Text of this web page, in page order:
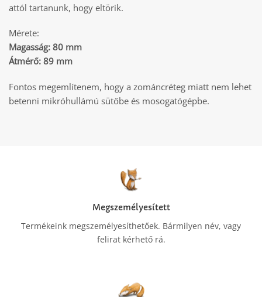
attól tartanunk, hogy eltörik.
Mérete:
Magasság: 80 mm
Átmérő: 89 mm
Fontos megemlítenem, hogy a zománcréteg miatt nem lehet
betenni mikróhullámú sütőbe és mosogatógépbe.
Megszemélyesített
Termékeink megszemélyesíthetőek. Bármilyen név, vagy
felirat kérhető rá.